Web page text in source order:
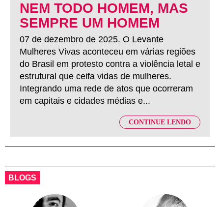
NEM TODO HOMEM, MAS
SEMPRE UM HOMEM
07 de dezembro de 2025. O Levante
Mulheres Vivas aconteceu em várias regiões
do Brasil em protesto contra a violência letal e
estrutural que ceifa vidas de mulheres.
Integrando uma rede de atos que ocorreram
em capitais e cidades médias e...
CONTINUE LENDO
BLOGS